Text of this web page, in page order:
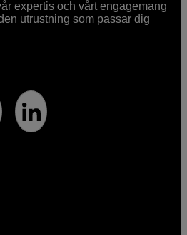
expertis och vårt engagemang
utrustning som passar dig